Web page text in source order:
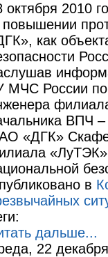
октября 2010
как
МЧС России по
ВПЧ
«ДГК»
«ЛуТЭК»
в
дальше...
22